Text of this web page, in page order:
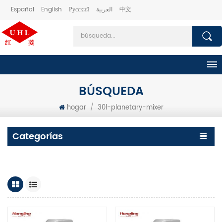
Español English Русский العربية 中文
BÚSQUEDA
hogar / 30l-planetary-mixer
Categorías